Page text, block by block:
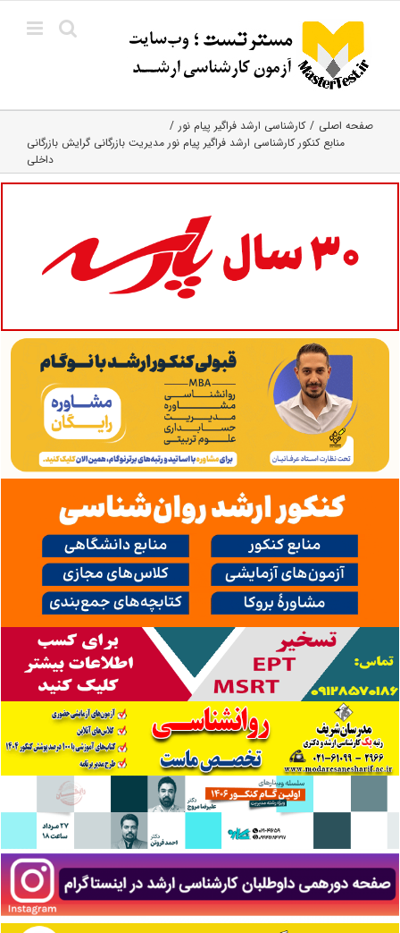
content
صفحه اصلی
کارشناسی ارشد فراگیر پیام نور
منابع کنکور کارشناسی ارشد فراگیر پیام نور مدیریت بازرگانی گرایش بازرگانی
داخلی